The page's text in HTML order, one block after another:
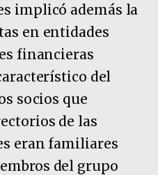
implicó además la
en entidades
financieras
del
socios que
de las
eran familiares
del grupo